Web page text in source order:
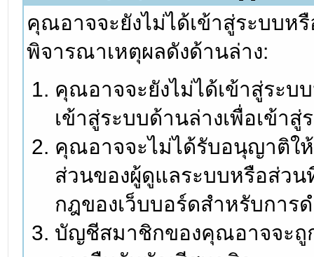
คุณอาจจะยังไม่ได้เข้าสู่ระบบ
พิจารณาเหตุผลดังด้านล่าง:
คุณอาจจะยังไม่ได้เข้าสู่ระบ
เข้าสู่ระบบด้านล่างเพื่อเข้า
คุณอาจจะไม่ได้รับอนุญาติใ
ส่วนของผู้ดูแลระบบหรือส่ว
กฎของเว็บบอร์ดสำหรับการ
บัญชีสมาชิกของคุณอาจจะถู